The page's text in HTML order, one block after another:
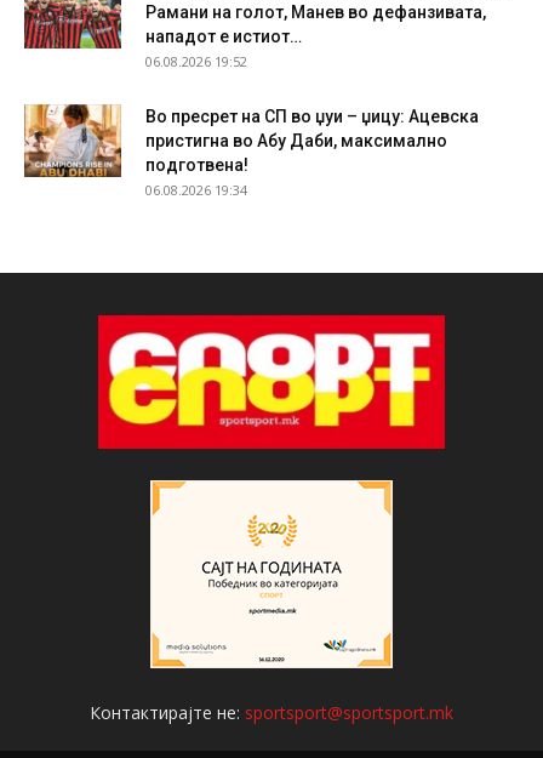
Рамани на голот, Манев во дефанзивата,
нападот е истиот…
06.08.2026 19:52
Во пресрет на СП во џуи – џицу: Ацевска
пристигна во Абу Даби, максимално
подготвена!
06.08.2026 19:34
Контактирајте не: sportsport@sportsport.mk